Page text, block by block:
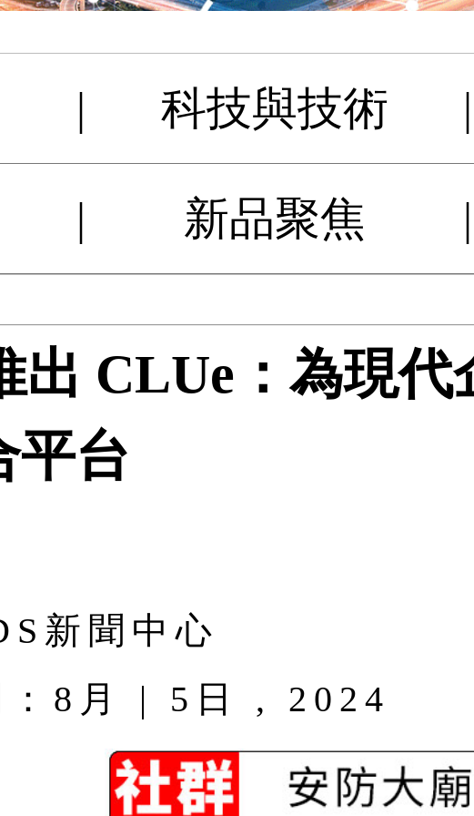
| 科技與技術 |
| 新品聚焦 |
出 CLUe：為現
平台
新聞中心
：8月 | 5日 , 2024